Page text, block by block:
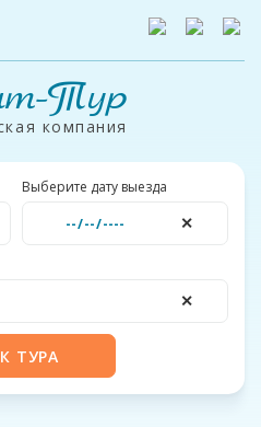
Тур
компания
Выберите дату выезда
✕
✕
ТУРА